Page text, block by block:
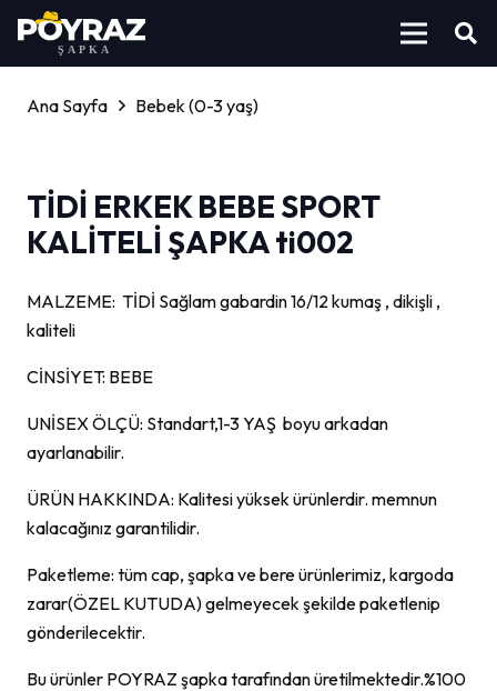
Ana Sayfa Bebek (0-3 yaş)
TİDİ ERKEK BEBE SPORT
KALİTELİ ŞAPKA ti002
MALZEME: TİDİ Sağlam gabardin 16/12 kumaş , dikişli ,
kaliteli
CİNSİYET: BEBE
UNİSEX ÖLÇÜ: Standart,1-3 YAŞ boyu arkadan
ayarlanabilir.
ÜRÜN HAKKINDA: Kalitesi yüksek ürünlerdir. memnun
kalacağınız garantilidir.
Paketleme: tüm cap, şapka ve bere ürünlerimiz, kargoda
zarar(ÖZEL KUTUDA) gelmeyecek şekilde paketlenip
gönderilecektir.
Bu ürünler POYRAZ şapka tarafından üretilmektedir.%100